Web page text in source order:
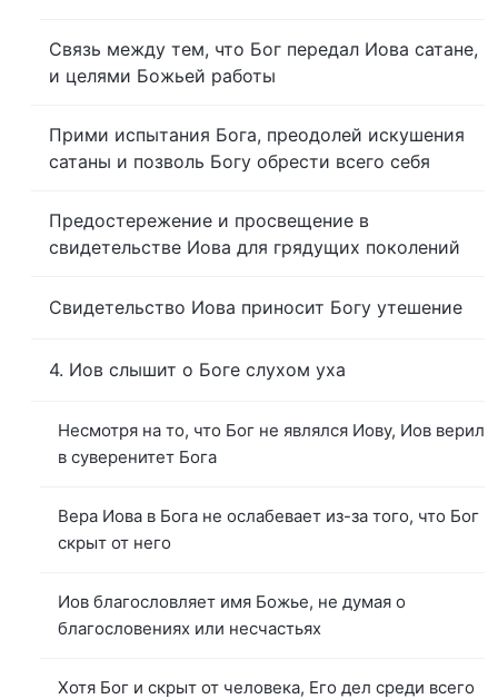
Связь между тем, что Бог передал Иова сатане,
и целями Божьей работы
Прими испытания Бога, преодолей искушения
сатаны и позволь Богу обрести всего себя
Предостережение и просвещение в
свидетельстве Иова для грядущих поколений
Свидетельство Иова приносит Богу утешение
4. Иов слышит о Боге слухом уха
Несмотря на то, что Бог не являлся Иову, Иов верил
в суверенитет Бога
Вера Иова в Бога не ослабевает из-за того, что Бог
скрыт от него
Иов благословляет имя Божье, не думая о
благословениях или несчастьях
Хотя Бог и скрыт от человека, Его дел среди всего